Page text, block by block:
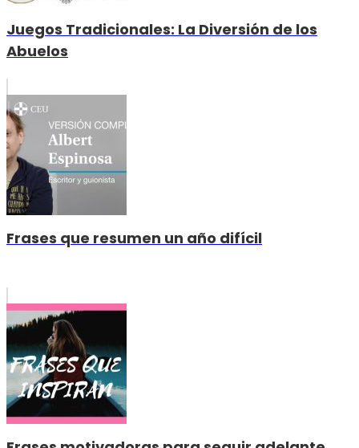
Juegos Tradicionales: La Diversión de los
Abuelos
Frases que resumen un año difícil